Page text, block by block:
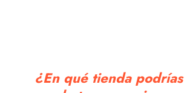
¿En qué tienda